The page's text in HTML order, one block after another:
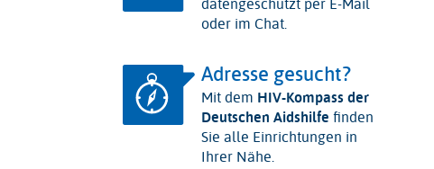
datengeschützt per E-Mail
oder im Chat.
Adresse gesucht?
Mit dem HIV-Kompass der
Deutschen Aidshilfe finden
Sie alle Einrichtungen in
Ihrer Nähe.